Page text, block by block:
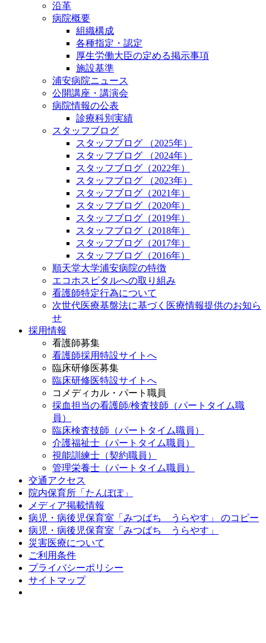
沿革
病院概要
組織構成
各種指定・認定
厚生労働大臣の定める掲示事項
施設基準
浦安病院ニュース
公開講座・講演会
病院情報の公表
診療科別実績
スタッフブログ
スタッフブログ （2025年）
スタッフブログ （2024年）
スタッフブログ（2022年）
スタッフブログ （2023年）
スタッフブログ（2021年）
スタッフブログ（2020年）
スタッフブログ（2019年）
スタッフブログ（2018年）
スタッフブログ（2017年）
スタッフブログ（2016年）
順天堂大学浦安病院の特徴
エコホスピタルへの取り組み
看護師特定行為について
次世代医療基盤法に基づく医療情報提供のお知ら
せ
採用情報
看護師募集
看護師採用特設サイトへ
臨床研修医募集
臨床研修医特設サイトへ
コメディカル・パート職員
採血担当の看護師/検査技師（パートタイム職
員）
臨床検査技師（パートタイム職員）
介護福祉士（パートタイム職員）
視能訓練士（契約職員）
管理栄養士（パートタイム職員）
交通アクセス
院内保育所「たんぽぽ」
メディア掲載情報
病児・病後児保育室「みつばち うらやす」 のコピー
病児・病後児保育室「みつばち うらやす」
災害医療について
ご利用条件
プライバシーポリシー
サイトマップ